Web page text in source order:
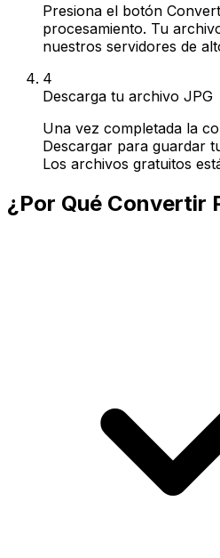
Presiona el botón
procesamiento. Tu
nuestros servidores de
4
Descarga tu archivo JPG
Una vez completada la
Descargar para guardar
Los archivos gratuitos
¿Por Qué Convertir